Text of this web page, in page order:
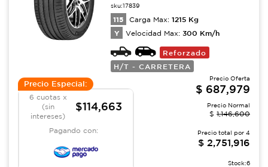
sku:17839
115 Carga Max: 1215 Kg
Y Velocidad Max: 300 Km/h
Reforzado
H/T - CARRETERA
Precio Especial:
6 cuotas x
(sin
intereses)
$114,663
Pagando con:
Precio Oferta
$ 687,979
Precio Normal
$ 1,146,600
Precio total por 4
$ 2,751,916
Stock:6